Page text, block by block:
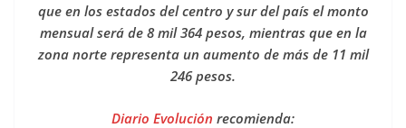
que en los estados del centro y sur del país el monto
mensual será de 8 mil 364 pesos, mientras que en la
zona norte representa un aumento de más de 11 mil
246 pesos.
Diario Evolución recomienda: